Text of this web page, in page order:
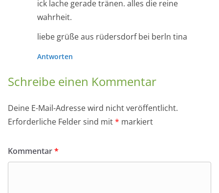
ick lache gerade tränen. alles die reine
wahrheit.
liebe grüße aus rüdersdorf bei berln tina
Antworten
Schreibe einen Kommentar
Deine E-Mail-Adresse wird nicht veröffentlicht.
Erforderliche Felder sind mit* markiert
Kommentar*